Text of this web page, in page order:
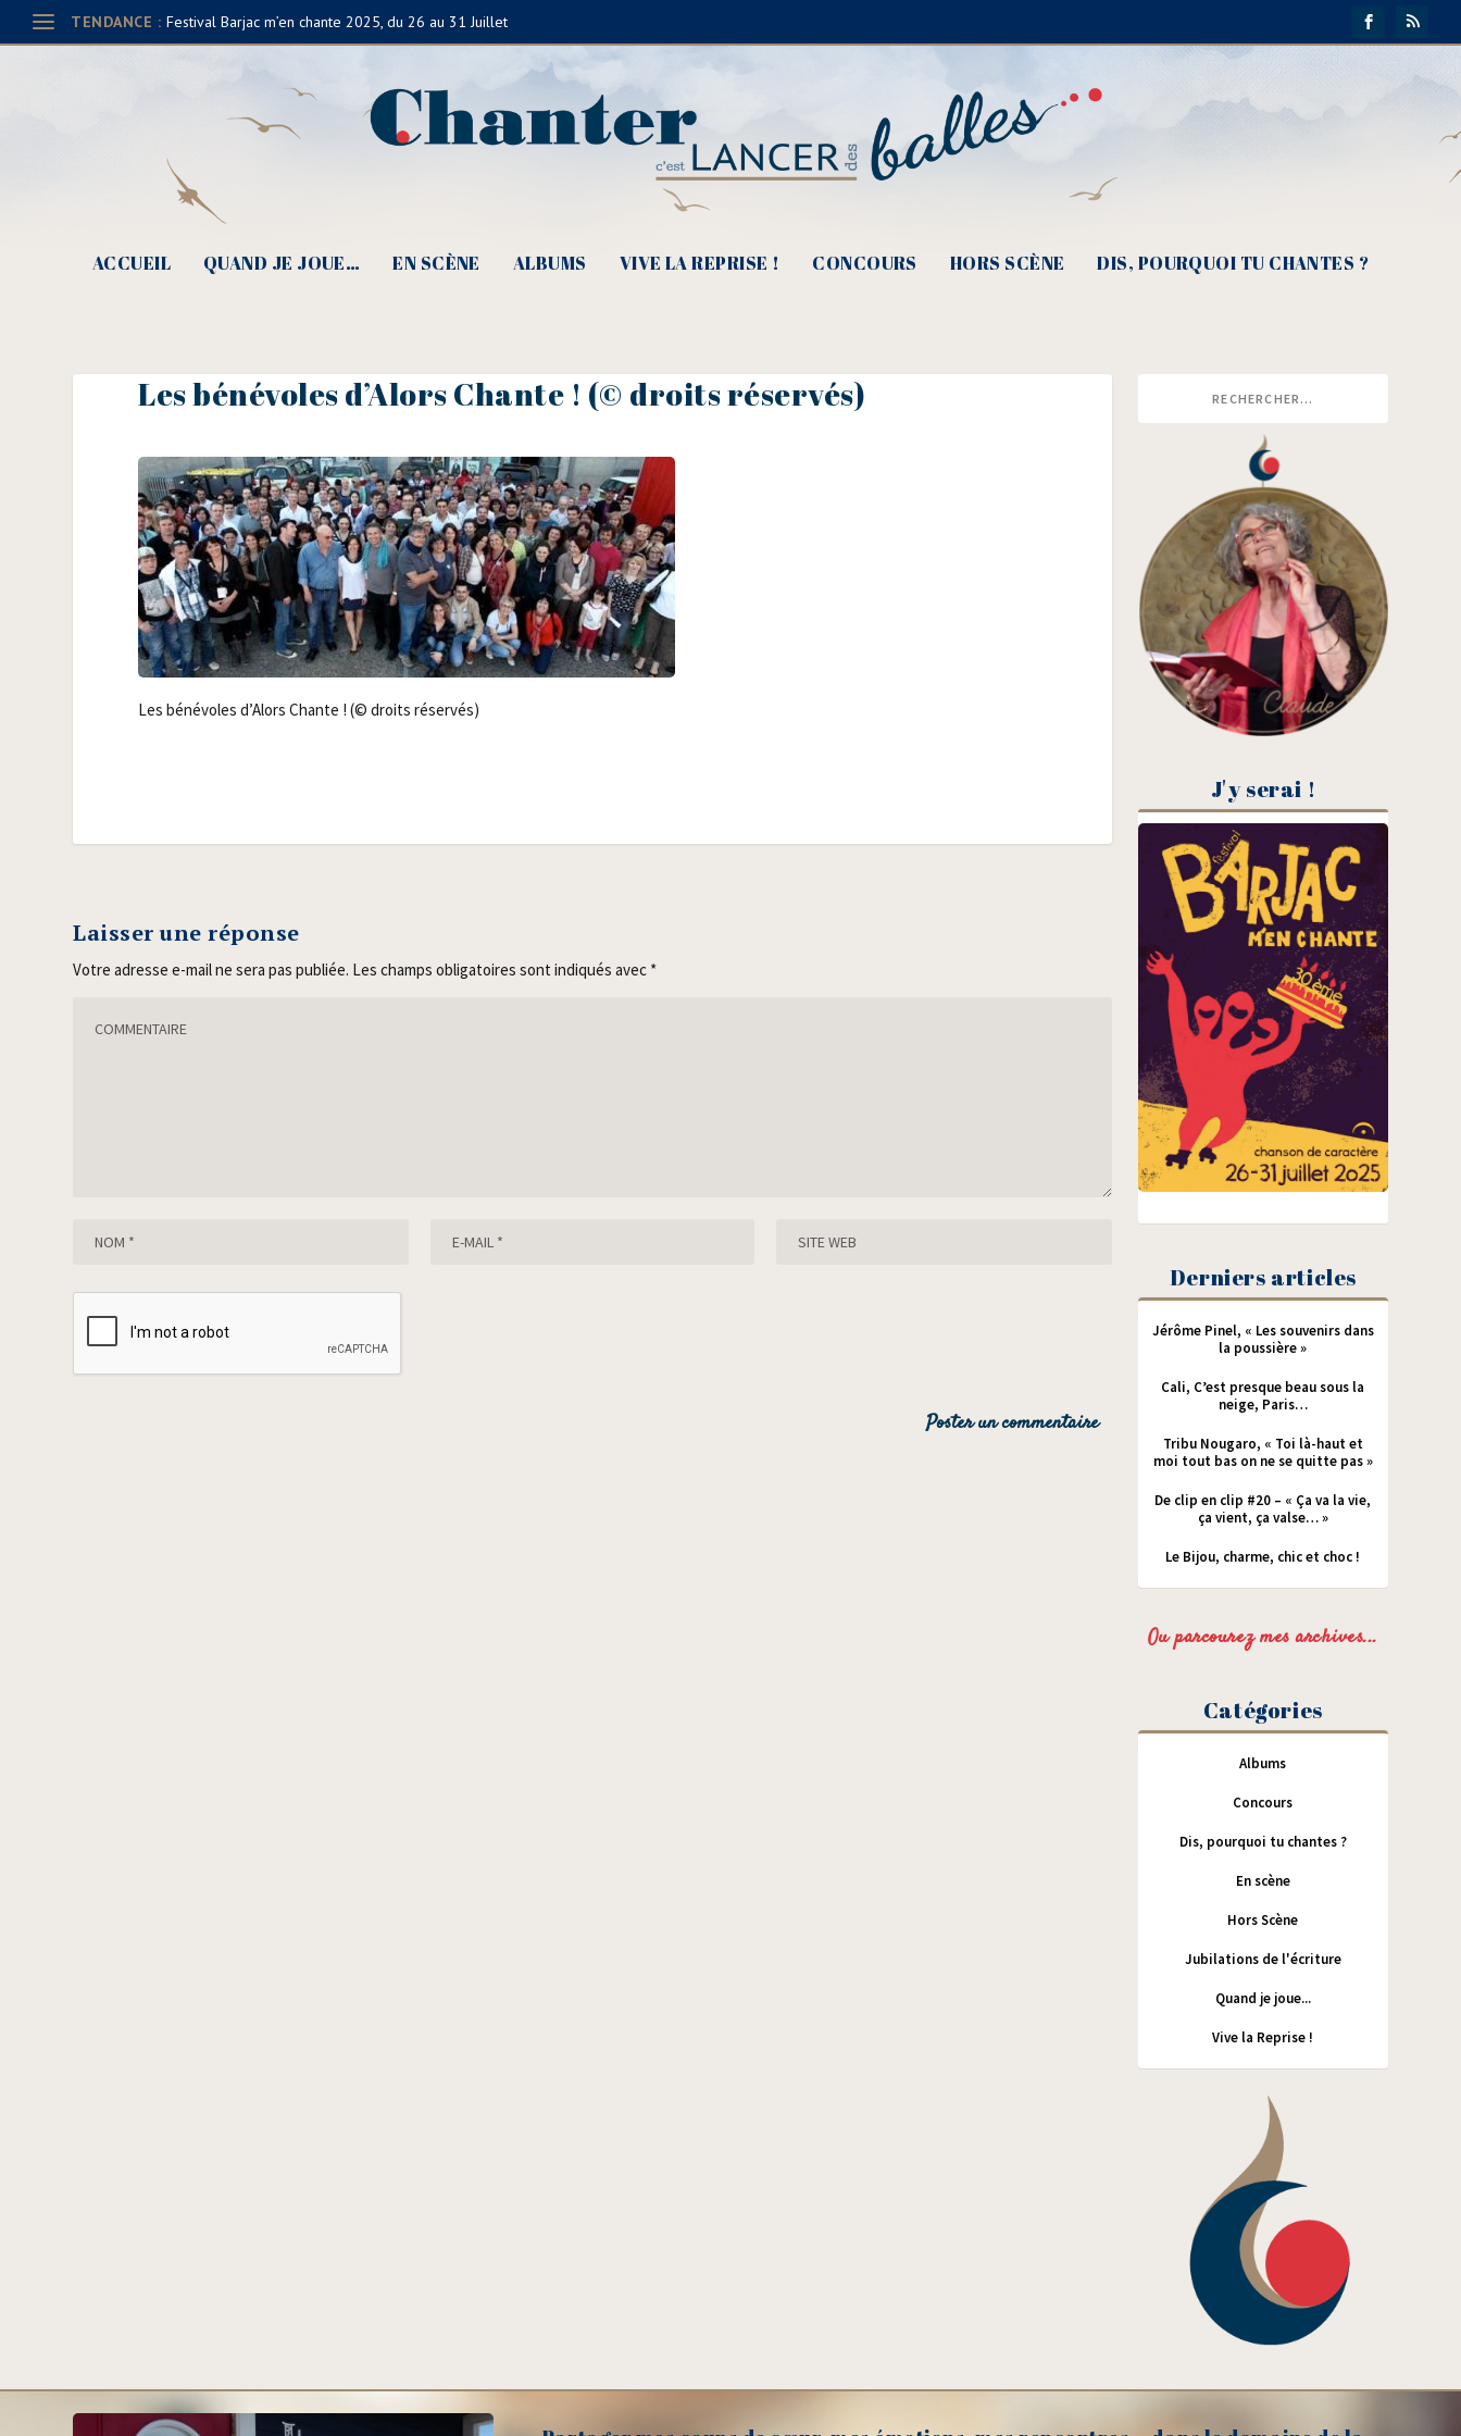
TENDANCE : Festival Barjac m’en chante 2025, du 26 au 31 Juillet
ACCUEIL QUAND JE JOUE… EN SCÈNE ALBUMS VIVE LA REPRISE ! CONCOURS HORS SCÈNE DIS, POURQUOI TU CHANTES ?
Les bénévoles d’Alors Chante ! (© droits réservés)
Les béné­voles d’A­lors Chante ! (© droits réservés)
Laisser une réponse
Votre adresse e-mail ne sera pas publiée. Les champs obligatoires sont indiqués avec *
J'y serai !
Derniers articles
Jérôme Pinel, « Les souvenirs dans
la poussière »
Cali, C’est presque beau sous la
neige, Paris…
Tribu Nougaro, « Toi là-haut et
moi tout bas on ne se quitte pas »
De clip en clip #20 – « Ça va la vie,
ça vient, ça valse… »
Le Bijou, charme, chic et choc !
Ou parcourez mes archives...
Catégories
Albums
Concours
Dis, pourquoi tu chantes ?
En scène
Hors Scène
Jubilations de l'écriture
Quand je joue...
Vive la Reprise !